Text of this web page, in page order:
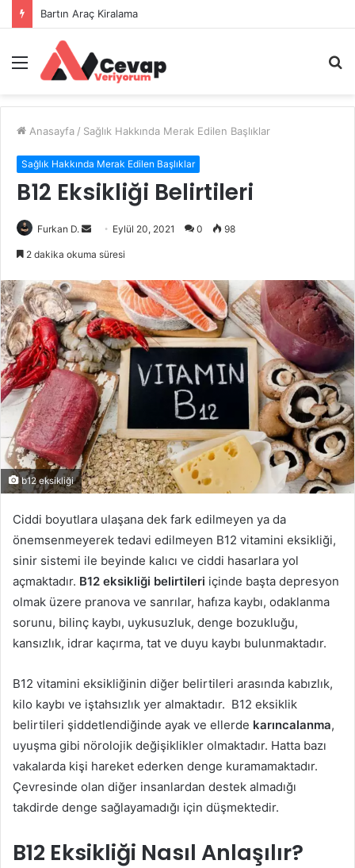
Bartın Araç Kiralama
Menü
...
Anasayfa / Sağlık Hakkında Merak Edilen Başlıklar
Sağlık Hakkında Merak Edilen Başlıklar
B12 Eksikliği Belirtileri
Furkan D.
Bir
göndermek
Eylül 20, 2021 0 98
2 dakika okuma süresi
b12 eksikliği
Ciddi boyutlara ulaşana dek fark edilmeyen ya da
önemsenmeyerek tedavi edilmeyen B12 vitamini eksikliği,
sinir sistemi ile beyinde kalıcı ve ciddi hasarlara yol
açmaktadır. B12 eksikliği belirtileri içinde başta depresyon
olmak üzere pranova ve sanrılar, hafıza kaybı, odaklanma
sorunu, bilinç kaybı, uykusuzluk, denge bozukluğu,
kansızlık, idrar kaçırma, tat ve duyu kaybı bulunmaktadır.
B12 vitamini eksikliğinin diğer belirtileri arasında kabızlık,
kilo kaybı ve iştahsızlık yer almaktadır. B12 eksiklik
belirtileri şiddetlendiğinde ayak ve ellerde karıncalanma,
uyuşma gibi nörolojik değişiklikler olmaktadır. Hatta bazı
vakalarda kişi hareket ederken denge kuramamaktadır.
Çevresinde olan diğer insanlardan destek almadığı
takdirde denge sağlayamadığı için düşmektedir.
B12 Eksikliği Nasıl Anlaşılır?